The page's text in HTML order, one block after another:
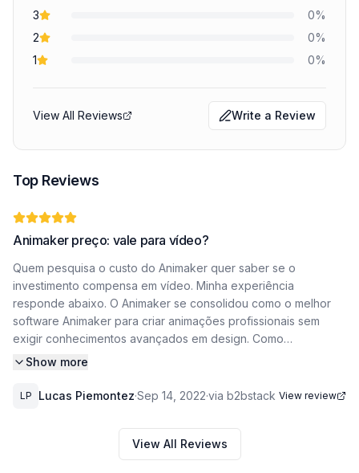
3
0%
2
0%
1
0%
View All Reviews Write a Review
Top Reviews
Animaker preço: vale para vídeo?
Quem pesquisa o custo do Animaker quer saber se o
investimento compensa em vídeo. Minha experiência
responde abaixo. O Animaker se consolidou como o melhor
software Animaker para criar animações profissionais sem
exigir conhecimentos avançados em design. Como
coordenador de marketing em uma startup, precisávamos de
Animaker superou todas as expectativas. Com sua vasta
conseguimos montar cenas completas em poucos cliques,
incluindo personagens customizados, transições suaves e
efeitos sonoros integrados. O que mais me impressionou foi a
Show more
LP Lucas Piemontez·Sep 14, 2022·via b2bstack View review
View All Reviews